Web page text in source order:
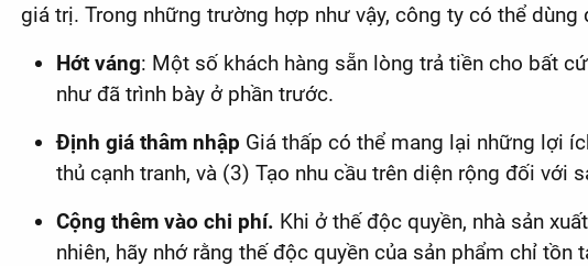
giá trị. Trong những trường hợp như vậy, công ty có thể
Hớt váng: Một số khách hàng sẵn lòng trả tiền cho bất
như đã trình bày ở phần trước.
Định giá thâm nhập Giá thấp có thể mang lại những lợi
thủ cạnh tranh, và (3) Tạo nhu cầu trên diện rộng đối với
Cộng thêm vào chi phí. Khi ở thế độc quyền, nhà sản
nhiên, hãy nhớ rằng thế độc quyền của sản phẩm chỉ tồn